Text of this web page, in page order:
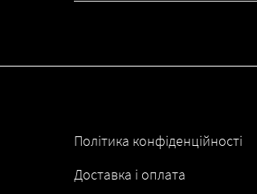
Доставка і оплата
Політика конфіденційності